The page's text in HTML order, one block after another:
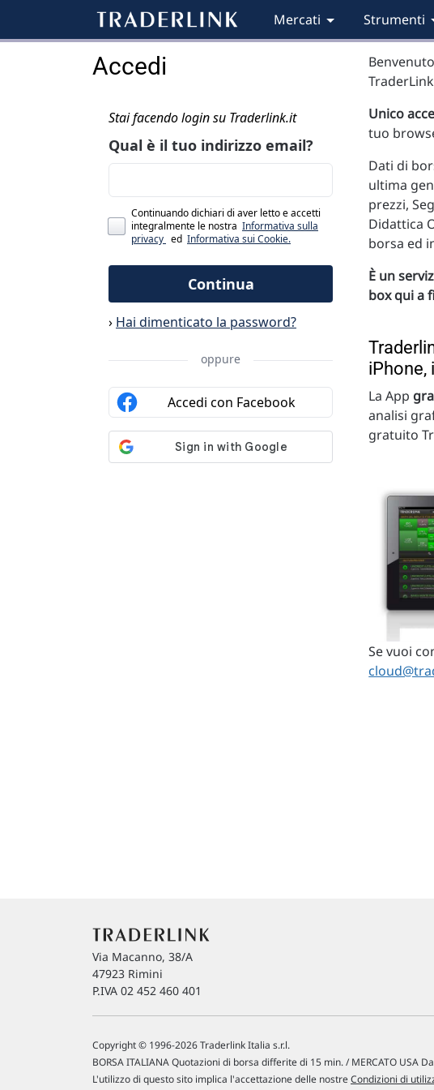
Mercati Strumenti
Accedi
Unico
tuo
Dati di
ultima
prezzi,
Didattica
borsa ed
È un
box qui a
iPhone,
La App
analisi
gratuito
Se vuoi
Via Macanno, 38/A
47923 Rimini
P.IVA 02 452 460 401
Copyright © 1996-2026 Traderlink Italia s.r.l.
BORSA ITALIANA Quotazioni di borsa differite di 15 min. / MERCATO USA
L'utilizzo di questo sito implica l'accettazione delle nostreCondizioni di